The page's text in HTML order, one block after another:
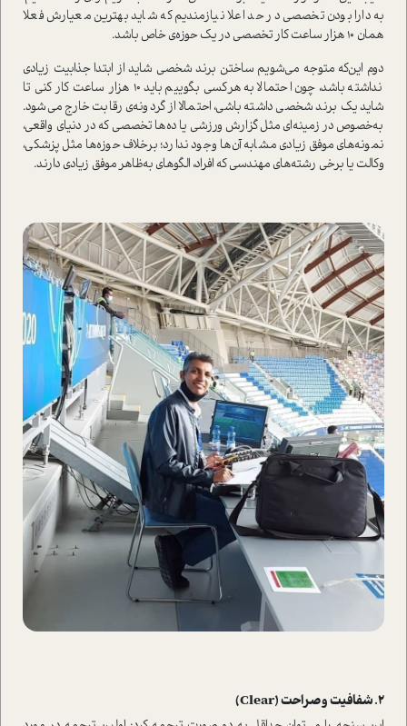
به دارا بودن تخصصی در حد اعلا نیازمندیم که شاید بهترین معیارش فعلا
همان 10 هزار ساعت کار تخصصی در یک حوزه‌ی خاص باشد.
دوم این‌که متوجه می‌شویم ساختن برند شخصی شاید از ابتدا جذابیت زیادی
نداشته باشد، چون احتمالا به هرکسی بگوییم باید 10 هزار ساعت کار کنی تا
شاید یک برند شخصی داشته باشی، احتمالا از گردونه‌ی رقابت خارج می‌شود.
به‌خصوص در زمینه‌‌ای مثل گزارش ورزشی یا ده‌ها تخصصی که در دنیای واقعی،
نمونه‌های موفق زیادی مشابه آن‌ها وجود ندارد؛ برخلاف حوزه‌ها مثل پزشکی،
وکالت یا برخی رشته‌های مهندسی که افراد، الگوهای به‌ظاهر موفق زیادی دارند.
2. شفافیت و صراحت (Clear)